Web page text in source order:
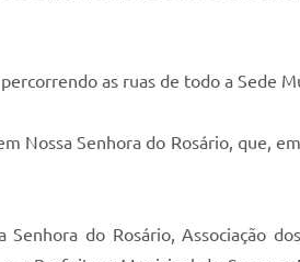
as ruas de todo a Sede
Nossa Senhora do Rosário, que,
do Rosário, Associação